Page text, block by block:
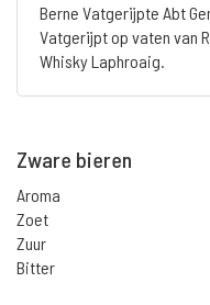
Berne Vatgerijpte Abt
Vatgerijpt op vaten van
Whisky Laphroaig.
Zware bieren
Aroma
Zoet
Zuur
Bitter